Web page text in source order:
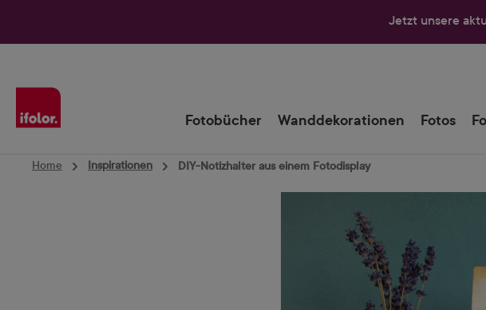
Jetzt unsere
Fotobücher Wanddekorationen Fotos
Home Inspirationen DIY-Notizhalter aus einem Fotodisplay